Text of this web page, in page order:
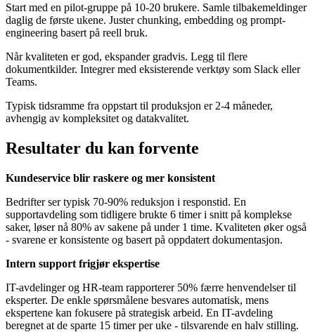
Start med en pilot-gruppe på 10-20 brukere. Samle tilbakemeldinger
daglig de første ukene. Juster chunking, embedding og prompt-
engineering basert på reell bruk.
Når kvaliteten er god, ekspander gradvis. Legg til flere
dokumentkilder. Integrer med eksisterende verktøy som Slack eller
Teams.
Typisk tidsramme fra oppstart til produksjon er 2-4 måneder,
avhengig av kompleksitet og datakvalitet.
Resultater du kan forvente
Kundeservice blir raskere og mer konsistent
Bedrifter ser typisk 70-90% reduksjon i responstid. En
supportavdeling som tidligere brukte 6 timer i snitt på komplekse
saker, løser nå 80% av sakene på under 1 time. Kvaliteten øker også
- svarene er konsistente og basert på oppdatert dokumentasjon.
Intern support frigjør ekspertise
IT-avdelinger og HR-team rapporterer 50% færre henvendelser til
eksperter. De enkle spørsmålene besvares automatisk, mens
ekspertene kan fokusere på strategisk arbeid. En IT-avdeling
beregnet at de sparte 15 timer per uke - tilsvarende en halv stilling.